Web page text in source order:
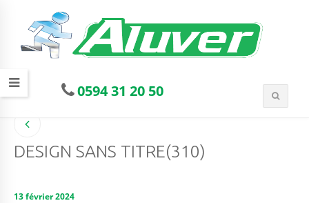
0594 31 20 50
DESIGN SANS TITRE(310)
13 février 2024